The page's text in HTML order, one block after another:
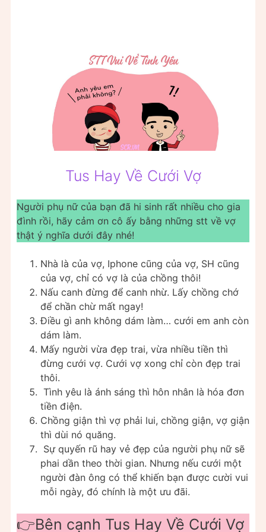
Tus Hay Về Cưới Vợ
Người phụ nữ của bạn đã hi sinh rất nhiều cho gia
đình rồi, hãy cảm ơn cô ấy bằng những stt về vợ
thật ý nghĩa dưới đây nhé!
Nhà là của vợ, Iphone cũng của vợ, SH cũng
của vợ, chỉ có vợ là của chồng thôi!
Nấu canh đừng để canh nhừ. Lấy chồng chớ
để chần chừ mất ngay!
Điều gì anh không dám làm… cưới em anh còn
dám làm.
Mấy người vừa đẹp trai, vừa nhiều tiền thì
đừng cưới vợ. Cưới vợ xong chỉ còn đẹp trai
thôi.
Tình yêu là ánh sáng thì hôn nhân là hóa đơn
tiền điện.
Chồng giận thì vợ phải lui, chồng giận, vợ giận
thì dùi nó quăng.
Sự quyến rũ hay vẻ đẹp của người phụ nữ sẽ
phai dần theo thời gian. Nhưng nếu cưới một
người đàn ông có thể khiến bạn được cười vui
mỗi ngày, đó chính là một ưu đãi.
👉Bên cạnh Tus Hay Về Cưới Vợ